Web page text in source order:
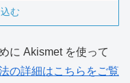
む
に Akismet を使って
の詳細はこちらをご覧